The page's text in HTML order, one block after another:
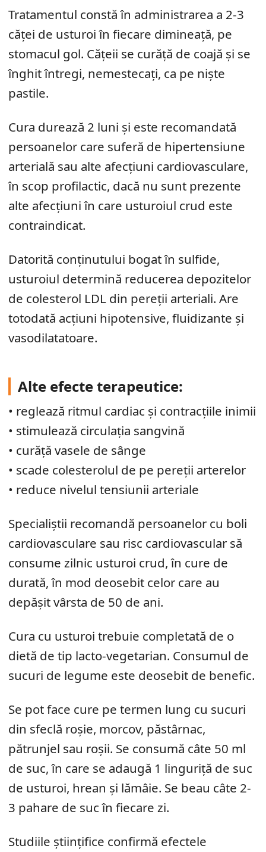
Tratamentul constă în administrarea a 2-3
căței de usturoi în fiecare dimineață, pe
stomacul gol. Cățeii se curăță de coajă și se
înghit întregi, nemestecați, ca pe niște
pastile.
Cura durează 2 luni și este recomandată
persoanelor care suferă de hipertensiune
arterială sau alte afecțiuni cardiovasculare,
în scop profilactic, dacă nu sunt prezente
alte afecțiuni în care usturoiul crud este
contraindicat.
Datorită conținutului bogat în sulfide,
usturoiul determină reducerea depozitelor
de colesterol LDL din pereții arteriali. Are
totodată acțiuni hipotensive, fluidizante și
vasodilatatoare.
Alte efecte terapeutice:
• reglează ritmul cardiac și contracțiile inimii
• stimulează circulația sangvină
• curăță vasele de sânge
• scade colesterolul de pe pereții arterelor
• reduce nivelul tensiunii arteriale
Specialiștii recomandă persoanelor cu boli
cardiovasculare sau risc cardiovascular să
consume zilnic usturoi crud, în cure de
durată, în mod deosebit celor care au
depășit vârsta de 50 de ani.
Cura cu usturoi trebuie completată de o
dietă de tip lacto-vegetarian. Consumul de
sucuri de legume este deosebit de benefic.
Se pot face cure pe termen lung cu sucuri
din sfeclă roșie, morcov, păstârnac,
pătrunjel sau roșii. Se consumă câte 50 ml
de suc, în care se adaugă 1 linguriță de suc
de usturoi, hrean și lămâie. Se beau câte 2-
3 pahare de suc în fiecare zi.
Studiile științifice confirmă efectele